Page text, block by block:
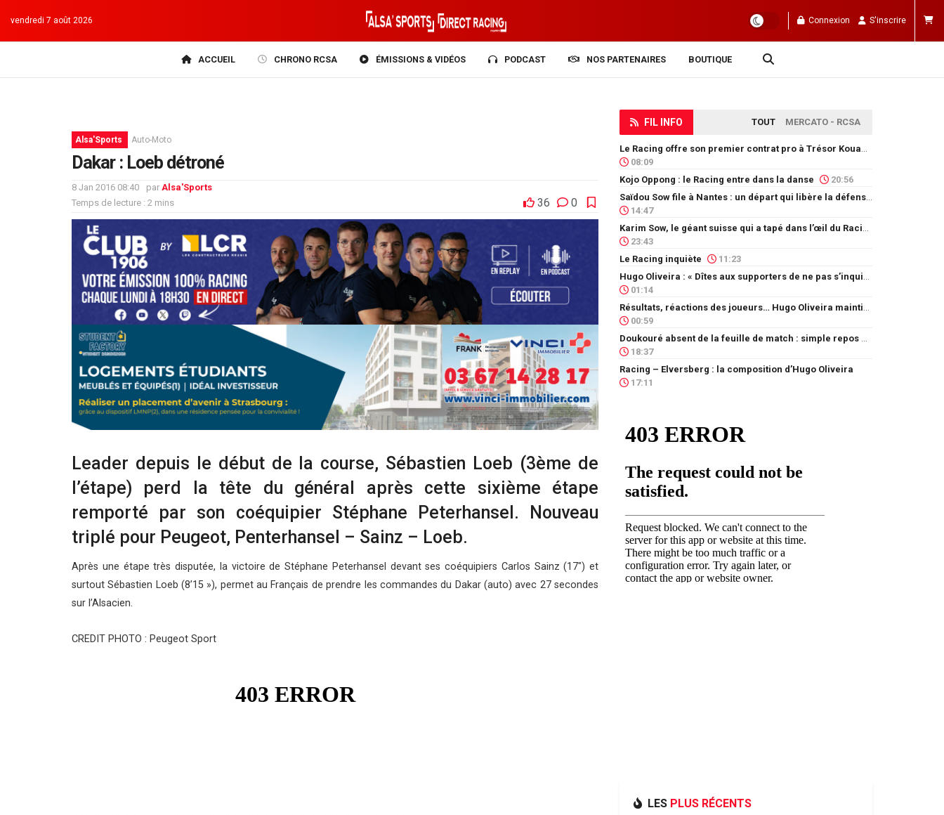
vendredi 7 août 2026 Connexion S'inscrire
ACCUEIL CHRONO RCSA ÉMISSIONS & VIDÉOS PODCAST NOS PARTENAIRES BOUTIQUE
Alsa'Sports Auto-Moto
Dakar : Loeb détroné
8 Jan 2016 08:40 par Alsa'Sports
Temps de lecture : 2 mins
36 0
Leader depuis le début de la course, Sébastien Loeb (3ème de
l’étape) perd la tête du général après cette sixième étape
remporté par son coéquipier Stéphane Peterhansel. Nouveau
triplé pour Peugeot, Penterhansel – Sainz – Loeb.
Après une étape très disputée, la victoire de Stéphane Peterhansel devant ses coéquipiers Carlos Sainz (17″) et
surtout Sébastien Loeb (8’15 »), permet au Français de prendre les commandes du Dakar (auto) avec 27 secondes
sur l’Alsacien.
CREDIT PHOTO : Peugeot Sport
FIL INFO TOUT MERCATO - RCSA
08:09
Kojo Oppong : le Racing entre dans la danse
20:56
14:47
23:43
Le Racing inquiète
11:23
01:14
00:59
18:37
Racing – Elversberg : la composition d’Hugo Oliveira
17:11
LES PLUS RÉCENTS